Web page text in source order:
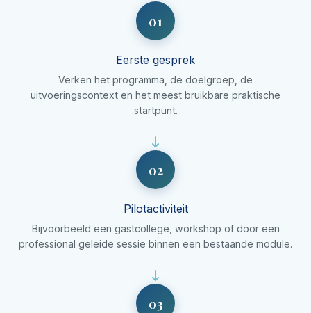
01
Eerste gesprek
Verken het programma, de doelgroep, de
uitvoeringscontext en het meest bruikbare praktische
startpunt.
02
Pilotactiviteit
Bijvoorbeeld een gastcollege, workshop of door een
professional geleide sessie binnen een bestaande module.
03